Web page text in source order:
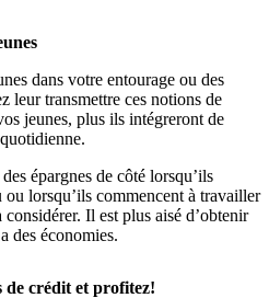
dans votre entourage ou des
leur transmettre ces notions de
jeunes, plus ils intégreront de
épargnes de côté lorsqu’ils
ou lorsqu’ils commencent à travailler
Il est plus aisé d’obtenir
des économies.
de crédit et profitez!